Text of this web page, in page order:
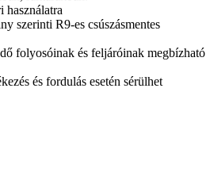
használatra
szerinti R9-es csúszásmentes
folyosóinak és feljáróinak megbízható
és fordulás esetén sérülhet